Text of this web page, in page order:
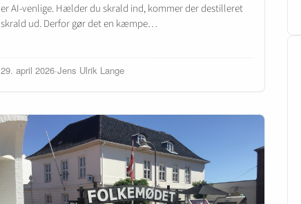
er AI-venlige. Hælder du skrald ind, kommer der destilleret
skrald ud. Derfor gør det en kæmpe…
29. april 2026·Jens Ulrik Lange